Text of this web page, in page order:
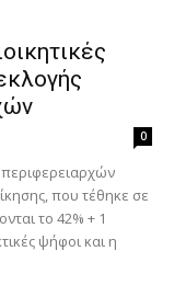
0
που τέθηκε σε
το 42% + 1
ψήφοι και η